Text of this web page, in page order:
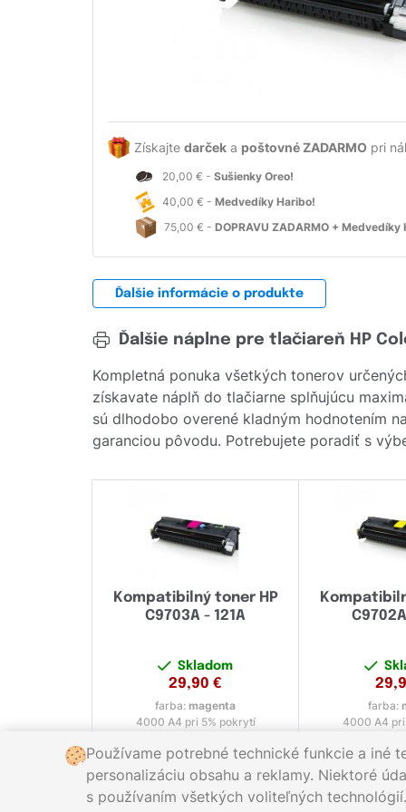
Získajte darček a poštovné ZADARMO pri
20,00 € - Sušienky Oreo!
40,00 € - Medvedíky Haribo!
75,00 € - DOPRAVU ZADARMO + Medvedíky
Ďalšie informácie o produkte
Ďalšie náplne pre tlačiareň HP
Kompletná ponuka všetkých tonerov
získavate náplň do tlačiarne splňujúcu
sú dlhodobo overené kladným hodnotením
garanciou pôvodu. Potrebujete poradiť s
Kompatibilný toner HP
C9703A - 121A
Skladom
29,90 €
farba:magenta
4000 A4 pri 5% pokrytí
farba:
4000 A4
Používame potrebné technické funkcie a iné
personalizáciu obsahu a reklamy. Niektoré
s používaním všetkých voliteľných